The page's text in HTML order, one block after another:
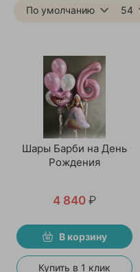
По умолчанию 54
Шары Барби на День
Рождения
4 840 ₽
В корзину
Купить в 1 клик